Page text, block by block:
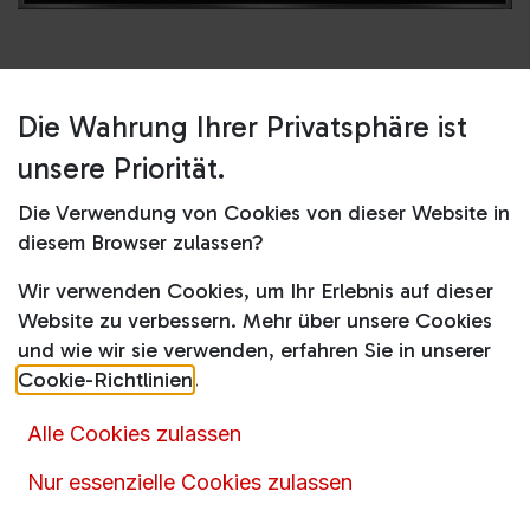
Shop Autarke Ceranfelder KM7361 FR
KM7361 FR
899,00€ inkl. MwSt.1.052,00
Artikelnummer : 14872
Produktkategorie : Autarke Ceranfelder
Die Wahrung Ihrer Privatsphäre ist
unsere Priorität.
Die Verwendung von Cookies von dieser Website in
diesem Browser zulassen?
Wir verwenden Cookies, um Ihr Erlebnis auf dieser
Website zu verbessern. Mehr über unsere Cookies
und wie wir sie verwenden, erfahren Sie in unserer
Cookie-Richtlinien.
Alle Cookies zulassen
Nur essenzielle Cookies zulassen